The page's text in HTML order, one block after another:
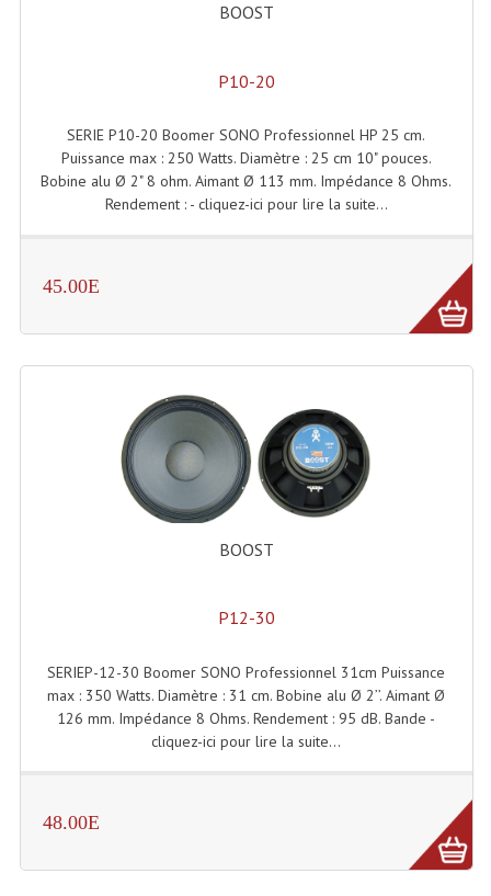
Lampes Dichroique
Lampes PAR
Lampes Théatre
Lyres
Petit Effets Lumineux
Projecteur De Gobo
Projecteur Extérieur Multifaisceaux
Projecteur Led Sur Batterie
Projecteurs Déco À Leds
Projecteurs Leds
Projecteurs Traditionnels
BOOST
P10-20
SERIE P10-20 Boomer SONO Professionnel HP 25 cm.
Puissance max : 250 Watts. Diamètre : 25 cm 10" pouces.
Bobine alu Ø 2" 8 ohm. Aimant Ø 113 mm. Impédance 8 Ohms.
Rendement : - cliquez-ici pour lire la suite...
45.00E
BOOST
P12-30
SERIEP-12-30 Boomer SONO Professionnel 31cm Puissance
max : 350 Watts. Diamètre : 31 cm. Bobine alu Ø 2’’. Aimant Ø
126 mm. Impédance 8 Ohms. Rendement : 95 dB. Bande -
cliquez-ici pour lire la suite...
48.00E